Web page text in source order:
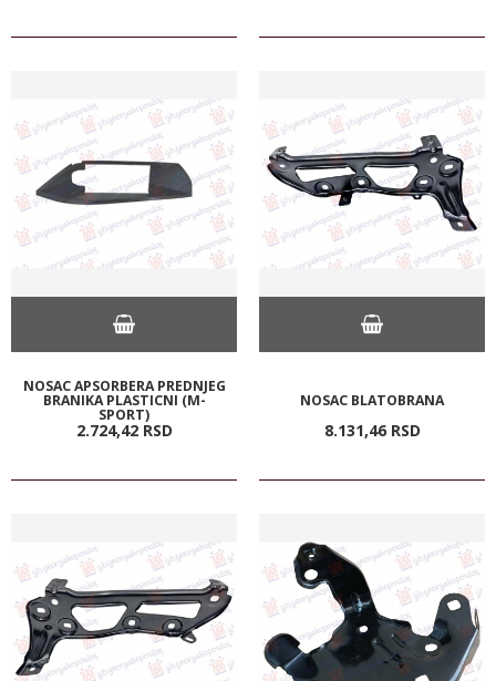
NOSAC APSORBERA PREDNJEG
BRANIKA PLASTICNI (M-
SPORT)
2.724,42 RSD
NOSAC BLATOBRANA
8.131,46 RSD